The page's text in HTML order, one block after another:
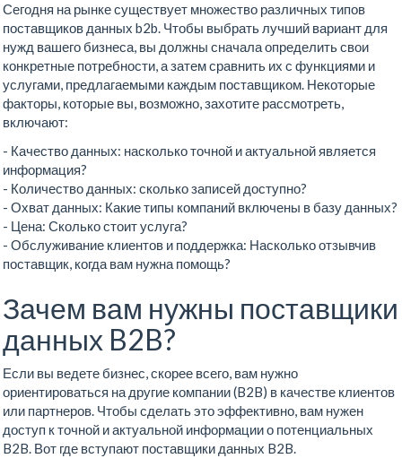
Сегодня на рынке существует множество различных типов
поставщиков данных b2b. Чтобы выбрать лучший вариант для
нужд вашего бизнеса, вы должны сначала определить свои
конкретные потребности, а затем сравнить их с функциями и
услугами, предлагаемыми каждым поставщиком. Некоторые
факторы, которые вы, возможно, захотите рассмотреть,
включают:
- Качество данных: насколько точной и актуальной является
информация?
- Количество данных: сколько записей доступно?
- Охват данных: Какие типы компаний включены в базу данных?
- Цена: Сколько стоит услуга?
- Обслуживание клиентов и поддержка: Насколько отзывчив
поставщик, когда вам нужна помощь?
Зачем вам нужны поставщики
данных B2B?
Если вы ведете бизнес, скорее всего, вам нужно
ориентироваться на другие компании (B2B) в качестве клиентов
или партнеров. Чтобы сделать это эффективно, вам нужен
доступ к точной и актуальной информации о потенциальных
B2B. Вот где вступают поставщики данных B2B.